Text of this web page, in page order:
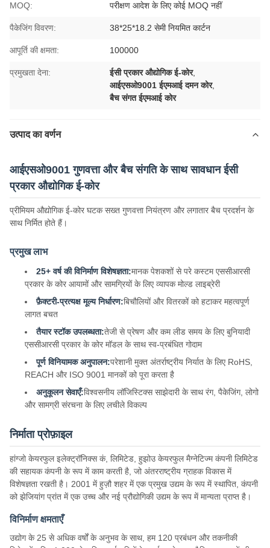
MOQ: परीक्षण आदेश के लिए कोई MOQ नहीं
पैकेजिंग विवरण: 38*25*18.2 सेमी नियमित कार्टन
आपूर्ति की क्षमता: 100000
प्रमुखता देना: ईसी प्रकार औद्योगिक ई-कोर,
आईएसओ9001 ईएमआई दमन कोर,
बैच संगत ईएमआई कोर
उत्पाद का वर्णन
आईएसओ9001 गुणवत्ता और बैच संगति के साथ सावधान ईसी
प्रकार औद्योगिक ई-कोर
प्रीमियम औद्योगिक ई-कोर घटक सख्त गुणवत्ता नियंत्रण और लगातार बैच प्रदर्शन के
साथ निर्मित होते हैं।
प्रमुख लाभ
25+ वर्ष की विनिर्माण विशेषज्ञता:मानक पेशकशों से परे कस्टम एससीआरसी
प्रकार के कोर आयामों और सामग्रियों के लिए व्यापक मोल्ड लाइब्रेरी
फ़ैक्टरी-प्रत्यक्ष मूल्य निर्धारण:बिचौलियों और वितरकों को हटाकर महत्वपूर्ण
लागत बचत
तैयार स्टॉक उपलब्धता:तेजी से प्रेषण और कम लीड समय के लिए बुनियादी
एससीआरसी प्रकार के कोर मॉडल के साथ स्व-प्रबंधित गोदाम
पूर्ण विनियामक अनुपालन:परेशानी मुक्त अंतर्राष्ट्रीय निर्यात के लिए RoHS,
REACH और ISO 9001 मानकों को पूरा करता है
अनुकूलन सेवाएँ:विश्वसनीय लॉजिस्टिक्स साझेदारी के साथ रंग, पैकेजिंग, लोगो
और सामग्री संरचना के लिए लचीले विकल्प
निर्माता प्रोफ़ाइल
हांग्जो केयरफुल इलेक्ट्रॉनिक्स कं, लिमिटेड, हुझोउ केयरफुल मैग्नेटिज्म कंपनी लिमिटेड
की सहायक कंपनी के रूप में काम करती है, जो अंतरराष्ट्रीय ग्राहक विकास में
विशेषज्ञता रखती है। 2001 में हुज़ौ शहर में एक प्रमुख उद्यम के रूप में स्थापित, कंपनी
को झेजियांग प्रांत में एक उच्च और नई प्रौद्योगिकी उद्यम के रूप में मान्यता प्राप्त है।
विनिर्माण क्षमताएँ
उद्योग के 25 से अधिक वर्षों के अनुभव के साथ, हम 120 प्रबंधन और तकनीकी